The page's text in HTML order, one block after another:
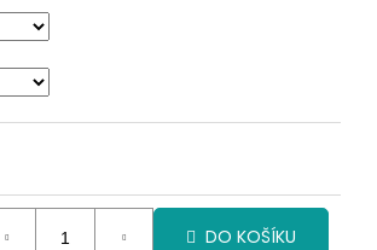
DO KOŠÍKU